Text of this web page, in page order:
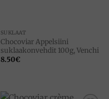
SUKLAAT
Chocoviar Appelsiini
suklaakonvehdit 100g, Venchi
8.50€